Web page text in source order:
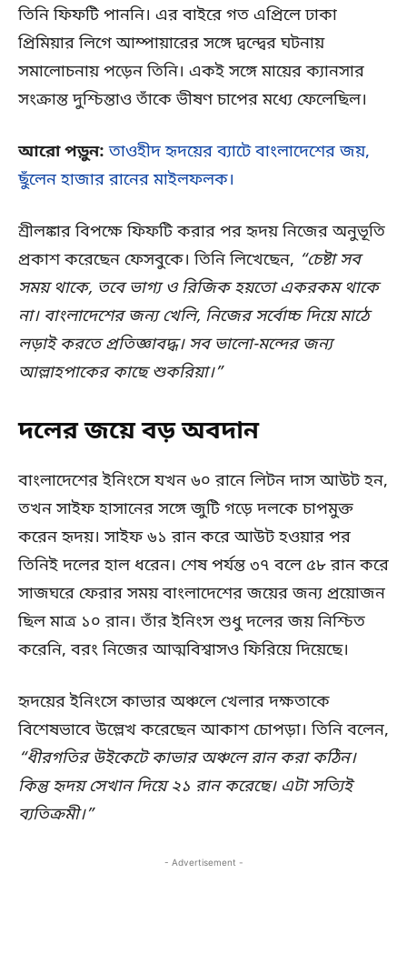
তিনি ফিফটি পাননি। এর বাইরে গত এপ্রিলে ঢাকা
প্রিমিয়ার লিগে আম্পায়ারের সঙ্গে দ্বন্দ্বের ঘটনায়
সমালোচনায় পড়েন তিনি। একই সঙ্গে মায়ের ক্যানসার
সংক্রান্ত দুশ্চিন্তাও তাঁকে ভীষণ চাপের মধ্যে ফেলেছিল।
আরো পড়ুন:তাওহীদ হৃদয়ের ব্যাটে বাংলাদেশের জয়,
ছুঁলেন হাজার রানের মাইলফলক।
শ্রীলঙ্কার বিপক্ষে ফিফটি করার পর হৃদয় নিজের অনুভূতি
প্রকাশ করেছেন ফেসবুকে। তিনি লিখেছেন, “চেষ্টা সব
সময় থাকে, তবে ভাগ্য ও রিজিক হয়তো একরকম থাকে
না। বাংলাদেশের জন্য খেলি, নিজের সর্বোচ্চ দিয়ে মাঠে
লড়াই করতে প্রতিজ্ঞাবদ্ধ। সব ভালো-মন্দের জন্য
আল্লাহপাকের কাছে শুকরিয়া।”
দলের জয়ে বড় অবদান
বাংলাদেশের ইনিংসে যখন ৬০ রানে লিটন দাস আউট হন,
তখন সাইফ হাসানের সঙ্গে জুটি গড়ে দলকে চাপমুক্ত
করেন হৃদয়। সাইফ ৬১ রান করে আউট হওয়ার পর
তিনিই দলের হাল ধরেন। শেষ পর্যন্ত ৩৭ বলে ৫৮ রান করে
সাজঘরে ফেরার সময় বাংলাদেশের জয়ের জন্য প্রয়োজন
ছিল মাত্র ১০ রান। তাঁর ইনিংস শুধু দলের জয় নিশ্চিত
করেনি, বরং নিজের আত্মবিশ্বাসও ফিরিয়ে দিয়েছে।
হৃদয়ের ইনিংসে কাভার অঞ্চলে খেলার দক্ষতাকে
বিশেষভাবে উল্লেখ করেছেন আকাশ চোপড়া। তিনি বলেন,
“ধীরগতির উইকেটে কাভার অঞ্চলে রান করা কঠিন।
কিন্তু হৃদয় সেখান দিয়ে ২১ রান করেছে। এটা সত্যিই
ব্যতিক্রমী।”
- Advertisement -